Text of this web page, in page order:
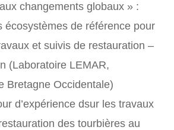
aux changements globaux » :
écosystèmes de référence pour
et suivis de restauration –
(Laboratoire LEMAR,
Bretagne Occidentale)
d’expérience dsur les travaux
des tourbières au